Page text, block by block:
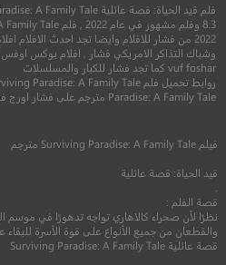
6.8
2022 من فشار للافلام وايضا تجد احدث
vuf foshar كما تجد فشار للكبار والمسلسلات
Paradise: A Family Tale مترجم على فشار اورج فشاار افلام تقييمها عالي
فيلم Surviving Paradise: A Family Tale مترجم
قيد الحياة: قصة عائلية
قصة الفلم :
نظرًا لأن صحراء كالاهاري تواجه تدهورًا في
والقطعان من جميع الأنواع على قوة الأسرة للبقاء
قصة عائلية Surviving Paradise: A Family Tale